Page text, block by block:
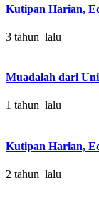
Kutipan Harian,
3 tahun lalu
Muadalah dari
1 tahun lalu
Kutipan Harian,
2 tahun lalu